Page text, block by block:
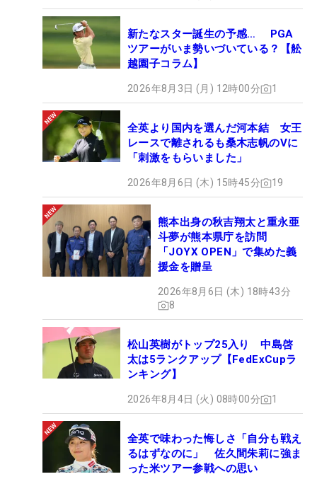
新たなスター誕生の予感… PGA
ツアーがいま勢いづいている？【舩
越園子コラム】
2026年8月3日 (月) 12時00分 1
全英より国内を選んだ河本結 女王
レースで離されるも桑木志帆のVに
「刺激をもらいました」
2026年8月6日 (木) 15時45分 19
熊本出身の秋吉翔太と重永亜
斗夢が熊本県庁を訪問
「JOYX OPEN」で集めた義
援金を贈呈
2026年8月6日 (木) 18時43分
8
松山英樹がトップ25入り 中島啓
太は5ランクアップ【FedExCupラ
ンキング】
2026年8月4日 (火) 08時00分 1
全英で味わった悔しさ「自分も戦え
るはずなのに」 佐久間朱莉に強ま
った米ツアー参戦への思い